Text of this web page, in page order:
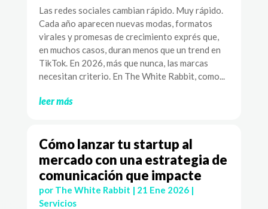
Las redes sociales cambian rápido. Muy rápido.
Cada año aparecen nuevas modas, formatos
virales y promesas de crecimiento exprés que,
en muchos casos, duran menos que un trend en
TikTok. En 2026, más que nunca, las marcas
necesitan criterio. En The White Rabbit, como...
leer más
Cómo lanzar tu startup al
mercado con una estrategia de
comunicación que impacte
por The White Rabbit | 21 Ene 2026|
Servicios